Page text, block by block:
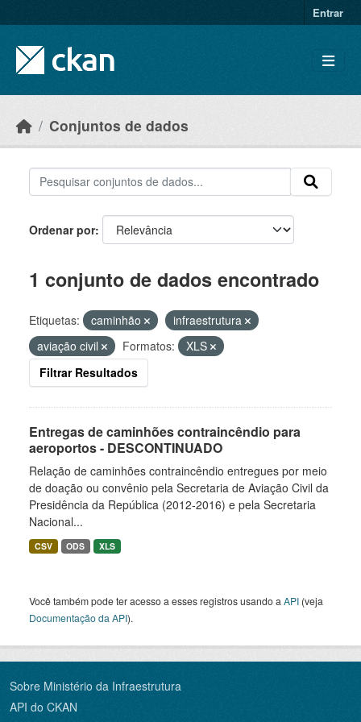
Entrar
Conjuntos de dados
Ordenar por
1 conjunto de dados encontrado
Etiquetas: caminhão
infraestrutura
aviação civil
Formatos:
XLS
Filtrar Resultados
Entregas de caminhões contraincêndio para
aeroportos - DESCONTINUADO
Relação de caminhões contraincêndio entregues por meio
de doação ou convênio pela Secretaria de Aviação Civil da
Presidência da República (2012-2016) e pela Secretaria
Nacional...
CSV ODS XLS
Você também pode ter acesso a esses registros usando a API (veja
Documentação da API).
Sobre Ministério da Infraestrutura
API do CKAN